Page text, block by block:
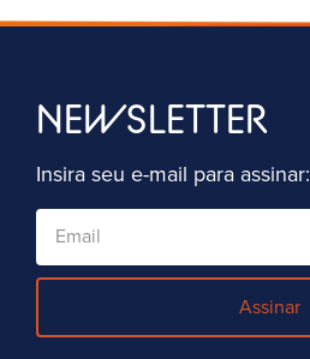
NEWSLETTER
Insira seu e-mail para assinar:
Assinar